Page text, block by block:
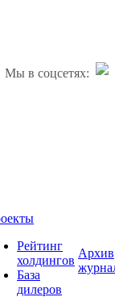
Мы в соцсетях:
Рейтинг
холдингов
База
дилеров
Архив